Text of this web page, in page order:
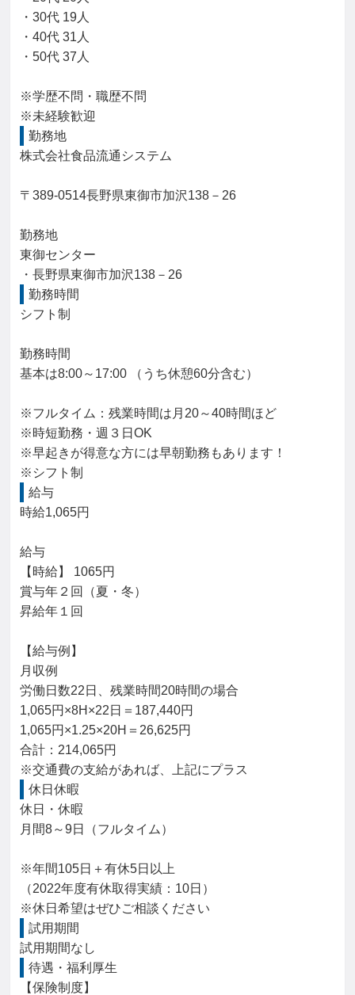
・30代 19人
・40代 31人
・50代 37人
※学歴不問・職歴不問
※未経験歓迎
勤務地
株式会社食品流通システム
〒389-0514長野県東御市加沢138－26
勤務地
東御センター
・長野県東御市加沢138－26
勤務時間
シフト制
勤務時間
基本は8:00～17:00 （うち休憩60分含む）
※フルタイム：残業時間は月20～40時間ほど
※時短勤務・週３日OK
※早起きが得意な方には早朝勤務もあります！
※シフト制
給与
時給1,065円
給与
【時給】 1065円
賞与年２回（夏・冬）
昇給年１回
【給与例】
月収例
労働日数22日、残業時間20時間の場合
1,065円×8H×22日＝187,440円
1,065円×1.25×20H＝26,625円
合計：214,065円
※交通費の支給があれば、上記にプラス
休日休暇
休日・休暇
月間8～9日（フルタイム）
※年間105日＋有休5日以上
（2022年度有休取得実績：10日）
※休日希望はぜひご相談ください
試用期間
試用期間なし
待遇・福利厚生
【保険制度】